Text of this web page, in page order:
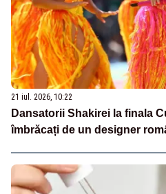
21 iul. 2026, 10:22
Dansatorii Shakirei la finala
îmbrăcați de un designer